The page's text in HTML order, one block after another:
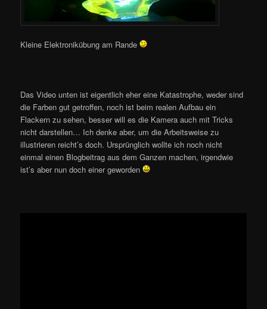
Kleine Elektronikübung am Rande
Das Video unten ist eigentlich eher eine Katastrophe, weder sind
die Farben gut getroffen, noch ist beim realen Aufbau ein
Flackern zu sehen, besser will es die Kamera auch mit Tricks
nicht darstellen… Ich denke aber, um die Arbeitsweise zu
illustrieren reicht’s doch. Ursprünglich wollte ich noch nicht
einmal einen Blogbeitrag aus dem Ganzen machen, irgendwie
ist’s aber nun doch einer geworden